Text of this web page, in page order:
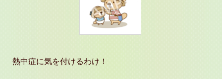
熱中症に気を付けるわけ！